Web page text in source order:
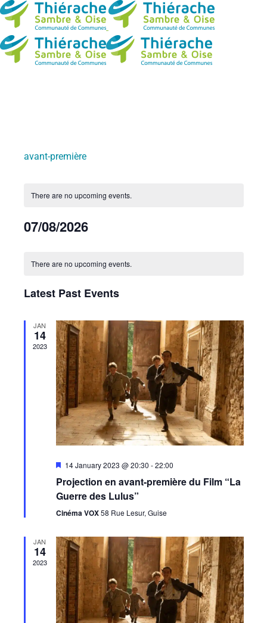
avant-première
There are no upcoming events.
07/08/2026
date.
CALENDAR
OF
EVENTS
There are no upcoming events.
Latest Past Events
JAN
14
2023
Featured
14 January 2023 @ 20:30 -22:00
Projection en avant-première du Film “La
Guerre des Lulus”
Cinéma VOX58 Rue Lesur, Guise
JAN
14
2023